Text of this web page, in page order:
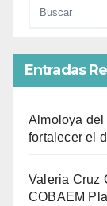
Entradas
Almoloya del
fortalecer el
Valeria Cruz
COBAEM